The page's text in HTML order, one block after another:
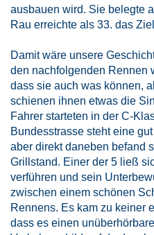
ausbauen wird. Sie belegte
Rau erreichte als 33. das
Damit wäre unsere
den nachfolgenden Rennen
dass sie auch was können,
schienen ihnen etwas die
Fahrer starteten in der C-
Bundesstrasse steht eine
aber direkt daneben befand
Grillstand. Einer der 5 ließ
verführen und sein
zwischen einem schönen
Rennens. Es kam zu keiner
dass es einen